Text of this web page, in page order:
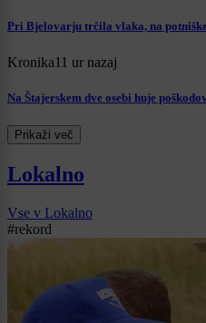
Pri Bjelovarju trčila vlaka, na
Kronika11 ur nazaj
Na Štajerskem dve osebi huje
Prikaži več
Lokalno
Vse v Lokalno
#rekord